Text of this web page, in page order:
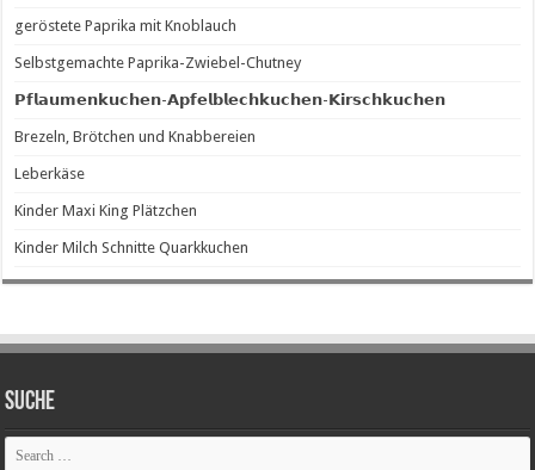
geröstete Paprika mit Knoblauch
Selbstgemachte Paprika-Zwiebel-Chutney
𝗣𝗳𝗹𝗮𝘂𝗺𝗲𝗻𝗸𝘂𝗰𝗵𝗲𝗻-𝗔𝗽𝗳𝗲𝗹𝗯𝗹𝗲𝗰𝗵𝗸𝘂𝗰𝗵𝗲𝗻-𝗞𝗶𝗿𝘀𝗰𝗵𝗸𝘂𝗰𝗵𝗲𝗻
Brezeln, Brötchen und Knabbereien
Leberkäse
Kinder Maxi King Plätzchen
Kinder Milch Schnitte Quarkkuchen
SUCHE